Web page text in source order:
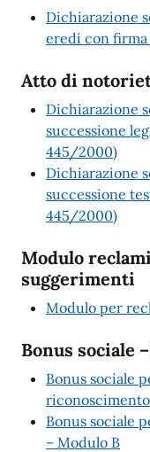
Dichiarazione
eredi con
Atto di
Dichiarazione
successione
445/2000)
Dichiarazione
successione
445/2000)
Modulo
suggerimenti
Modulo per
Bonus sociale
Bonus sociale
Bonus sociale
– Modulo B